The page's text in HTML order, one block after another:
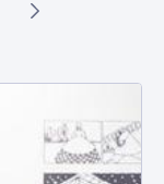
navigate.
Pages Use TAB